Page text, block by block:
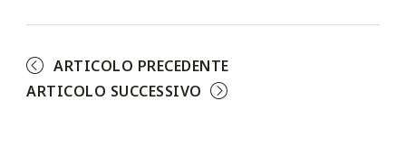
ARTICOLO PRECEDENTE
ARTICOLO SUCCESSIVO